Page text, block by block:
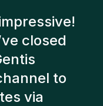
have
of factors
present us
The
are still